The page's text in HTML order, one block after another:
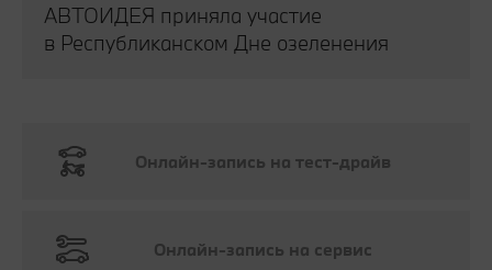
АВТОИДЕЯ приняла участие
в Республиканском Дне озеленения
Онлайн-запись на тест-драйв
Онлайн-запись на сервис